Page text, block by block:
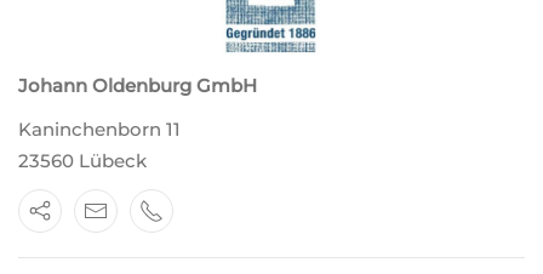
Johann Oldenburg GmbH
Kaninchenborn 11
23560 Lübeck